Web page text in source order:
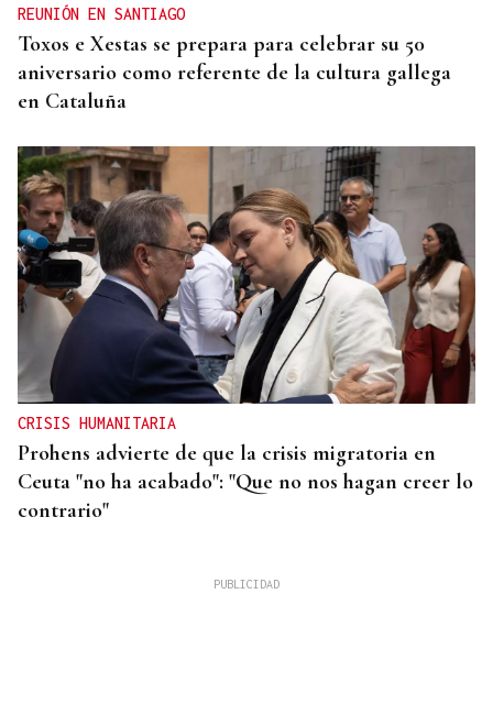
REUNIÓN EN SANTIAGO
Toxos e Xestas se prepara para celebrar su 50
aniversario como referente de la cultura gallega
en Cataluña
CRISIS HUMANITARIA
Prohens advierte de que la crisis migratoria en
Ceuta "no ha acabado": "Que no nos hagan creer lo
contrario"